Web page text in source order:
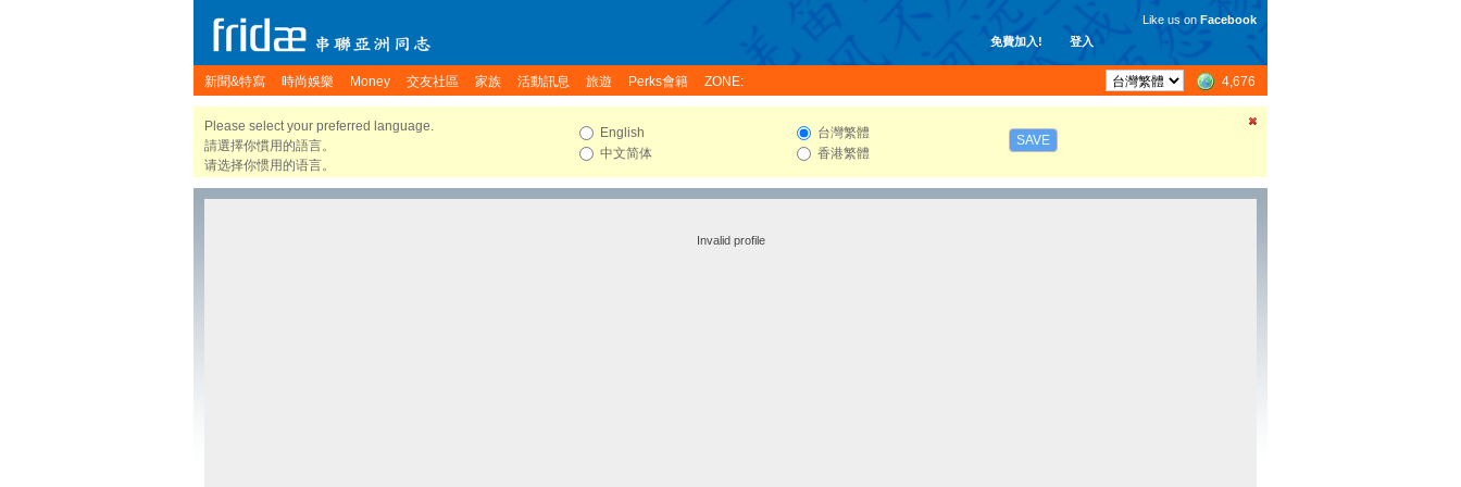
免費加入! 登入
Like us on Facebook
新聞&特寫 時尚娛樂 Money 交友社區 家族 活動訊息 旅遊 Perks會籍 ZONE: 4,676
Please select your preferred language.
請選擇你慣用的語言。
请选择你惯用的语言。
English
中文简体
台灣繁體
香港繁體
SAVE
Invalid profile